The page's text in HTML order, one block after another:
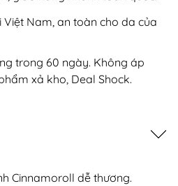
Việt Nam, an toàn cho da của
trong 60 ngày. Không áp
xả kho, Deal Shock.
Cinnamoroll dễ thương.